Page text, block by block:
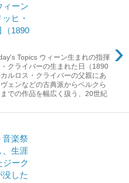
ィーン
ヒ・
1890
›
Topics ウィーン生まれの指揮
クライバーの生まれた日（1890
ルロス・クライバーの父親にあ
ェンなどの古典派からベルクら
での作品を幅広く扱う、20世紀
楽祭
、生涯
ーク
した